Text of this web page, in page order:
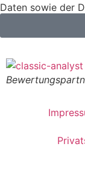
Daten sowie der